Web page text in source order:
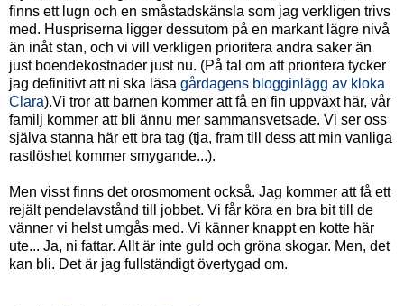
finns ett lugn och en småstadskänsla som jag verkligen trivs
med. Huspriserna ligger dessutom på en markant lägre nivå
än inåt stan, och vi vill verkligen prioritera andra saker än
just boendekostnader just nu. (På tal om att prioritera tycker
jag definitivt att ni ska läsa gårdagens blogginlägg av kloka
Clara).Vi tror att barnen kommer att få en fin uppväxt här, vår
familj kommer att bli ännu mer sammansvetsade. Vi ser oss
själva stanna här ett bra tag (tja, fram till dess att min vanliga
rastlöshet kommer smygande...).
Men visst finns det orosmoment också. Jag kommer att få ett
rejält pendelavstånd till jobbet. Vi får köra en bra bit till de
vänner vi helst umgås med. Vi känner knappt en kotte här
ute... Ja, ni fattar. Allt är inte guld och gröna skogar. Men, det
kan bli. Det är jag fullständigt övertygad om.